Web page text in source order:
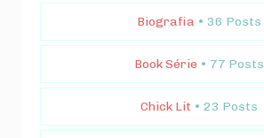
Biografia • 36 Posts
Book Série • 77 Posts
Chick Lit • 23 Posts